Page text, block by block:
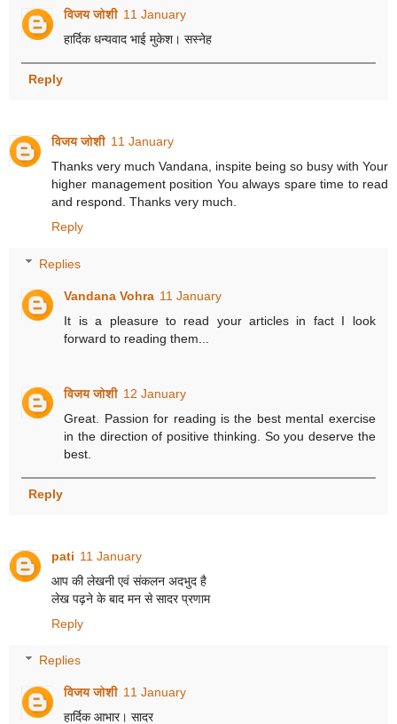
विजय जोशी 11 January
हार्दिक धन्यवाद भाई मुकेश। सस्नेह
Reply
विजय जोशी 11 January
Thanks very much Vandana, inspite being so busy with Your
higher management position You always spare time to read
and respond. Thanks very much.
Reply
Replies
Vandana Vohra 11 January
It is a pleasure to read your articles in fact I look
forward to reading them...
विजय जोशी 12 January
Great. Passion for reading is the best mental exercise
in the direction of positive thinking. So you deserve the
best.
Reply
pati 11 January
आप की लेखनी एवं संकलन अदभुद है
लेख पढ़ने के बाद मन से सादर प्रणाम
Reply
Replies
विजय जोशी 11 January
हार्दिक आभार। सादर